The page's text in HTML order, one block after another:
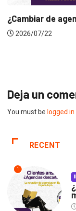
de
07/22
Deja un
You must be logged in
RECENT
1